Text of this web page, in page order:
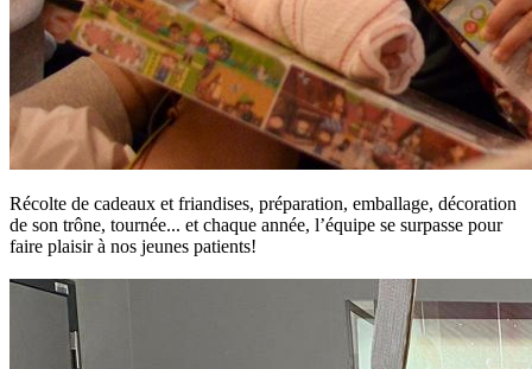
Récolte de cadeaux et friandises, préparation, emballage, décoration
de son trône, tournée... et chaque année, l’équipe se surpasse pour
faire plaisir à nos jeunes patients!